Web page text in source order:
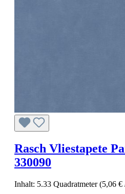
Rasch Vliestapete
330090
Inhalt: 5.33 Quadratmeter(5,06 €